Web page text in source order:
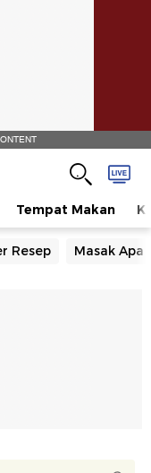
Tempat Makan
Resep Masak Apa